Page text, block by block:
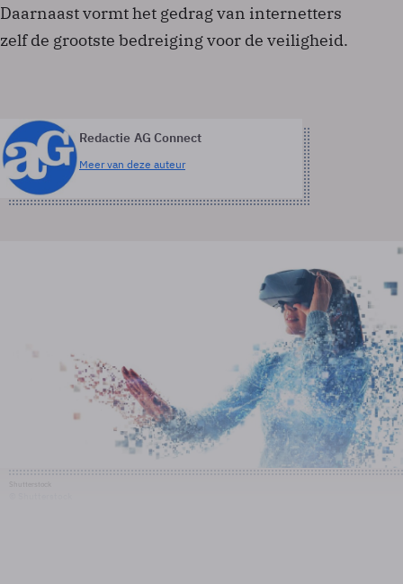
Daarnaast vormt het gedrag van internetters
zelf de grootste bedreiging voor de veiligheid.
Redactie AG Connect
Meer van deze auteur